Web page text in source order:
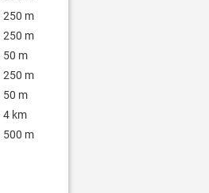
250 m
250 m
50 m
250 m
50 m
4 km
500 m